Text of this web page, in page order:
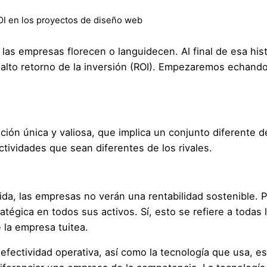
en los proyectos de diseño web
empresas florecen o languidecen. Al final de esa
retorno de la inversión (ROI). Empezaremos
única y valiosa, que implica un conjunto diferente
que sean diferentes de los rivales.
las empresas no verán una rentabilidad sostenible.
en todos sus activos. Sí, esto se refiere a
empresa tuitea.
operativa, así como la tecnología que usa,